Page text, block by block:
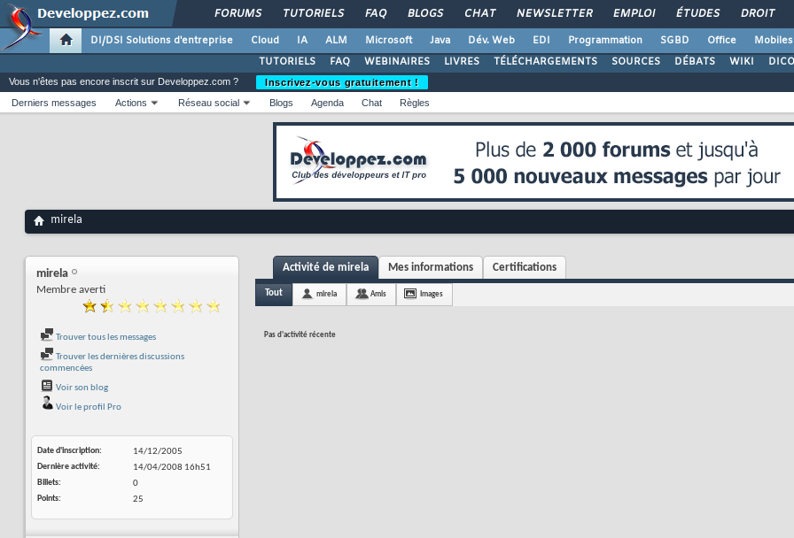
FORUMS TUTORIELS FAQ BLOGS CHAT NEWSLETTER EMPLOI ÉTUDES DROIT
DI/DSI Solutions d'entreprise Cloud IA ALM Microsoft Java Dév. Web EDI Programmation SGBD Office Mobiles
TUTORIELS
FAQ WEBINAIRES LIVRES TÉLÉCHARGEMENTS SOURCES DÉBATS WIKI DICO
Vous n'êtes pas encore inscrit sur Developpez.com ?
Inscrivez-vous gratuitement !
Derniers messages
Actions Réseau social Blogs Agenda Chat Règles
mirela
mirela
Membre averti
Trouver tous les messages
Trouver les dernières discussions
commencées
Voir son blog
Voir le profil Pro
Date d'inscription
14/12/2005
Dernière activité
14/04/2008 16h51
Billets
0
Points
25
Activité de mirela Mes informations Certifications
Tout mirela Amis Images
Pas d'activité récente